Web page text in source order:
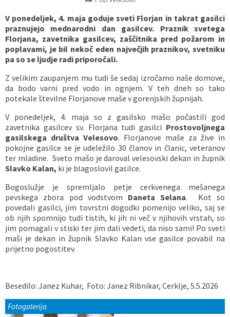
V ponedeljek, 4. maja goduje sveti Florjan in takrat gasilci
praznujejo mednarodni dan gasilcev. Praznik svetega
Florjana, zavetnika gasilcev, zaščitnika pred požarom in
poplavami, je bil nekoč eden največjih praznikov, svetniku
pa so se ljudje radi priporočali.
Z velikim zaupanjem mu tudi še sedaj izročamo naše domove,
da bodo varni pred vodo in ognjem. V teh dneh so tako
potekale številne Florjanove maše v gorenjskih župnijah.
V ponedeljek, 4. maja so z gasilsko mašo počastili god
zavetnika gasilcev sv. Florjana tudi gasilci Prostovoljnega
gasilskega društva Velesovo. Florjanove maše za žive in
pokojne gasilce se je udeležilo 30 članov in članic, veteranov
ter mladine. Sveto mašo je daroval velesovski dekan in župnik
Slavko Kalan, ki je blagoslovil gasilce.
Bogoslužje je spremljalo petje cerkvenega mešanega
pevskega zbora pod vodstvom Daneta Selana. Kot so
povedali gasilci, jim tovrstni dogodki pomenijo veliko, saj se
ob njih spomnijo tudi tistih, ki jih ni več v njihovih vrstah, so
jim pomagali v stiski ter jim dali vedeti, da niso sami! Po sveti
maši je dekan in župnik Slavko Kalan vse gasilce povabil na
prijetno pogostitev.
Besedilo: Janez Kuhar, Foto: Janez Ribnikar, Cerklje, 5.5.2026
Fotogalerija
Vaške skupnosti
Častno razsodišče
Medobčinski inšpektorat
Gasilstvo, zaščita in reševanje
Načrt ravnanja s stvarnim premoženjem
Galerija slik
MojaObčina.si
Dokumenti v javni obravnavi